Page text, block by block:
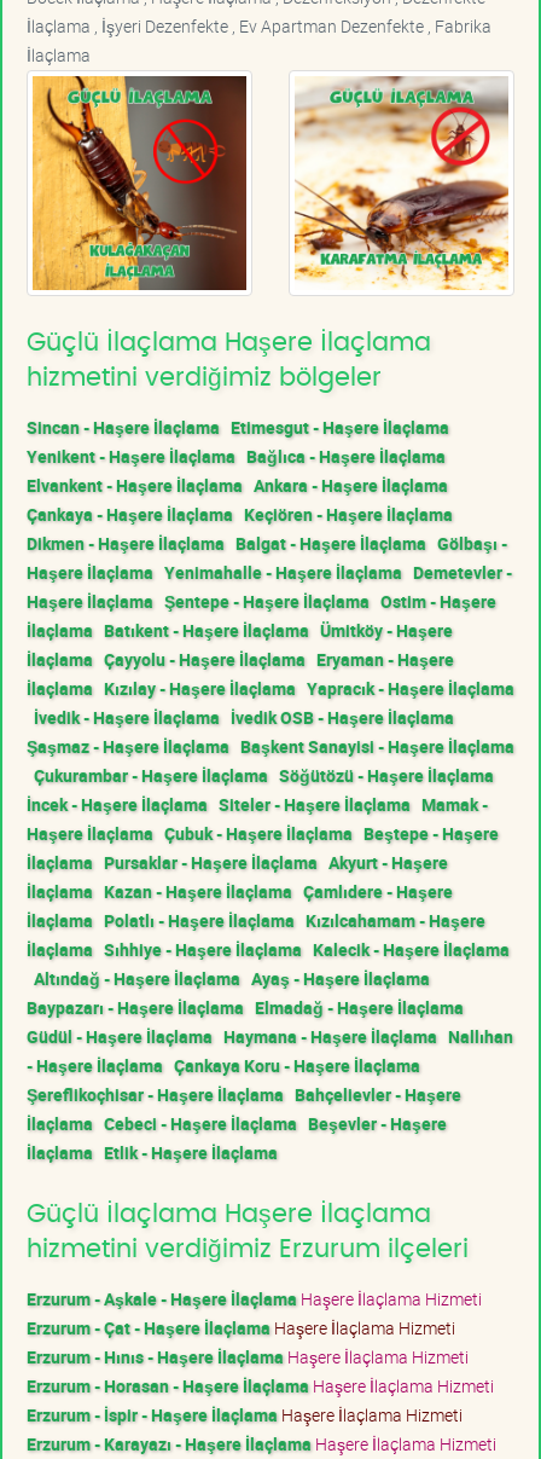
İlaçlama , İşyeri Dezenfekte , Ev Apartman Dezenfekte , Fabrika
İlaçlama
Güçlü İlaçlama Haşere İlaçlama
hizmetini verdiğimiz bölgeler
Sincan - Haşere İlaçlama Etimesgut - Haşere İlaçlama
Yenikent - Haşere İlaçlama Bağlıca - Haşere İlaçlama
Elvankent - Haşere İlaçlama Ankara - Haşere İlaçlama
Çankaya - Haşere İlaçlama Keçiören - Haşere İlaçlama
Dikmen - Haşere İlaçlama Balgat - Haşere İlaçlama Gölbaşı -
Haşere İlaçlama Yenimahalle - Haşere İlaçlama Demetevler -
Haşere İlaçlama Şentepe - Haşere İlaçlama Ostim - Haşere
İlaçlama Batıkent - Haşere İlaçlama Ümitköy - Haşere
İlaçlama Çayyolu - Haşere İlaçlama Eryaman - Haşere
İlaçlama Kızılay - Haşere İlaçlama Yapracık - Haşere İlaçlama
İvedik - Haşere İlaçlama İvedik OSB - Haşere İlaçlama
Şaşmaz - Haşere İlaçlama Başkent Sanayisi - Haşere İlaçlama
Çukurambar - Haşere İlaçlama Söğütözü - Haşere İlaçlama
İncek - Haşere İlaçlama Siteler - Haşere İlaçlama Mamak -
Haşere İlaçlama Çubuk - Haşere İlaçlama Beştepe - Haşere
İlaçlama Pursaklar - Haşere İlaçlama Akyurt - Haşere
İlaçlama Kazan - Haşere İlaçlama Çamlıdere - Haşere
İlaçlama Polatlı - Haşere İlaçlama Kızılcahamam - Haşere
İlaçlama Sıhhiye - Haşere İlaçlama Kalecik - Haşere İlaçlama
Altındağ - Haşere İlaçlama Ayaş - Haşere İlaçlama
Baypazarı - Haşere İlaçlama Elmadağ - Haşere İlaçlama
Güdül - Haşere İlaçlama Haymana - Haşere İlaçlama Nallıhan
- Haşere İlaçlama Çankaya Koru - Haşere İlaçlama
Şereflikoçhisar - Haşere İlaçlama Bahçelievler - Haşere
İlaçlama Cebeci - Haşere İlaçlama Beşevler - Haşere
İlaçlama Etlik - Haşere İlaçlama
Güçlü İlaçlama Haşere İlaçlama
hizmetini verdiğimiz Erzurum ilçeleri
Erzurum - Aşkale - Haşere İlaçlama Haşere İlaçlama Hizmeti
Erzurum - Çat - Haşere İlaçlama Haşere İlaçlama Hizmeti
Erzurum - Hınıs - Haşere İlaçlama Haşere İlaçlama Hizmeti
Erzurum - Horasan - Haşere İlaçlama Haşere İlaçlama Hizmeti
Erzurum - İspir - Haşere İlaçlama Haşere İlaçlama Hizmeti
Erzurum - Karayazı - Haşere İlaçlama Haşere İlaçlama Hizmeti